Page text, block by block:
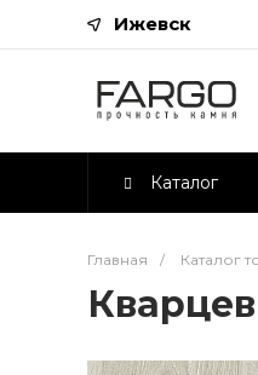
Ижевск
Каталог
Главная / Каталог